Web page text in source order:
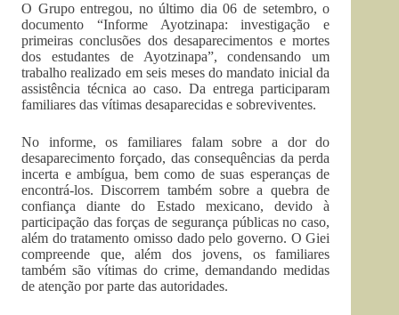
O Grupo entregou, no último dia 06 de setembro, o
documento “Informe Ayotzinapa: investigação e
primeiras conclusões dos desaparecimentos e mortes
dos estudantes de Ayotzinapa”, condensando um
trabalho realizado em seis meses do mandato inicial da
assistência técnica ao caso. Da entrega participaram
familiares das vítimas desaparecidas e sobreviventes.
No informe, os familiares falam sobre a dor do
desaparecimento forçado, das consequências da perda
incerta e ambígua, bem como de suas esperanças de
encontrá-los. Discorrem também sobre a quebra de
confiança diante do Estado mexicano, devido à
participação das forças de segurança públicas no caso,
além do tratamento omisso dado pelo governo. O Giei
compreende que, além dos jovens, os familiares
também são vítimas do crime, demandando medidas
de atenção por parte das autoridades.